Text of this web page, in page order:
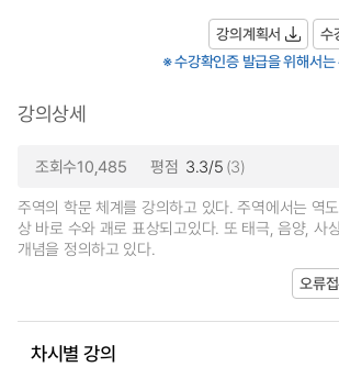
강의계획서
수
※ 수강확인증 발급을 위해서
강의상세
조회수10,485 평점 3.3/5 (3)
주역의 학문 체계를 강의하고 있다. 주역에서는 역
상 바로 수와 괘로 표상되고있다. 또 태극, 음양, 사
개념을 정의하고 있다.
오류
차시별 강의